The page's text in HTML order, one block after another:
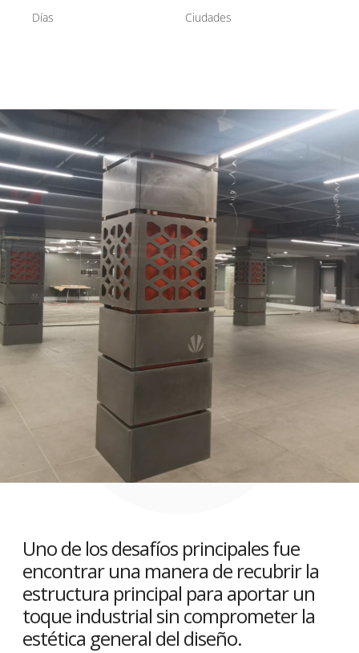
Días Ciudades
Uno de los desafíos principales fue
encontrar una manera de recubrir la
estructura principal para aportar un
toque industrial sin comprometer la
estética general del diseño.